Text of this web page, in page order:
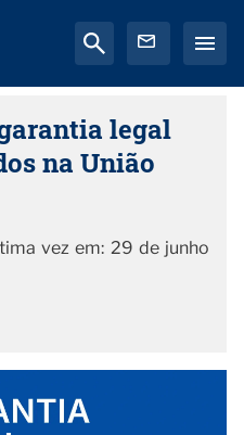
legal
na União
vez em: 29 de junho